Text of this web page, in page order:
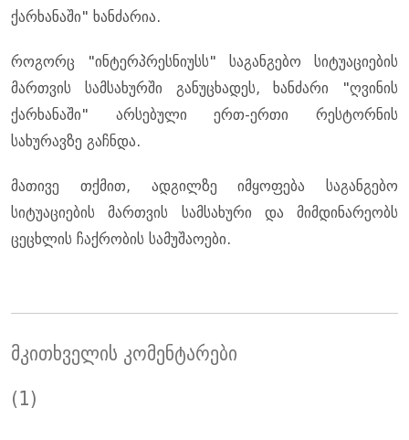
ქარხანაში" ხანძარია.
როგორც "ინტერპრესნიუსს" საგანგებო სიტუაციების
მართვის სამსახურში განუცხადეს, ხანძარი "ღვინის
ქარხანაში" არსებული ერთ-ერთი რესტორნის
სახურავზე გაჩნდა.
მათივე თქმით, ადგილზე იმყოფება საგანგებო
სიტუაციების მართვის სამსახური და მიმდინარეობს
ცეცხლის ჩაქრობის სამუშაოები.
მკითხველის კომენტარები
(1)